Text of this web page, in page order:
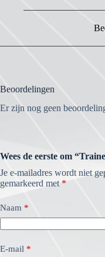
Beoordelingen
Er zijn nog geen
Wees de eerste om
Je e-mailadres wordt niet
gemarkeerd met *
Naam *
E-mail *